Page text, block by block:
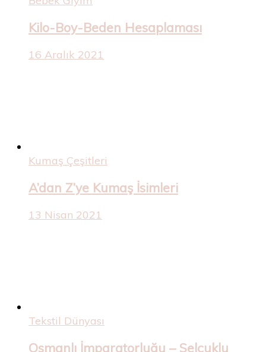
Kilo-Boy-Beden Hesaplaması
16 Aralık 2021
Kumaş Çeşitleri
A’dan Z’ye Kumaş İsimleri
13 Nisan 2021
Tekstil Dünyası
Osmanlı İmparatorluğu – Selçuklu